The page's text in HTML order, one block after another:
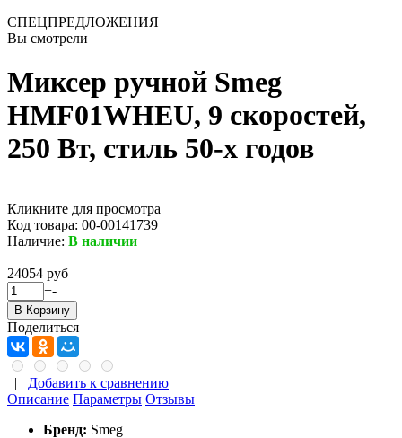
СПЕЦПРЕДЛОЖЕНИЯ
Вы смотрели
Миксер ручной Smeg
HMF01WHEU, 9 скоростей,
250 Вт, стиль 50-х годов
Кликните для просмотра
Код товара: 00-00141739
Наличие: В наличии
24054 руб
+-
Поделиться
| Добавить к сравнению
Описание Параметры Отзывы
Бренд: Smeg